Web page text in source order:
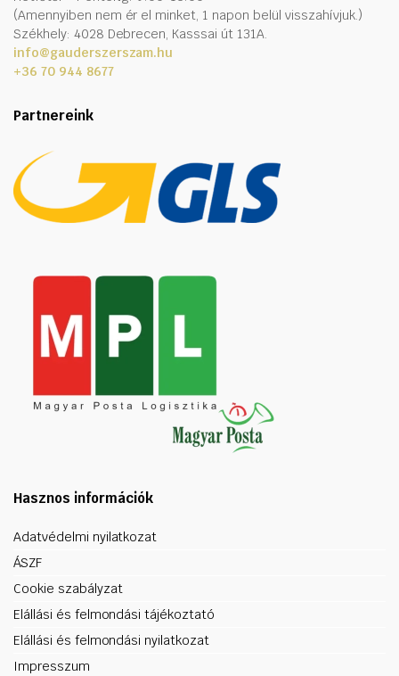
(Amennyiben nem ér el minket, 1 napon belül visszahívjuk.)
Székhely: 4028 Debrecen, Kasssai út 131A.
info@gauderszerszam.hu
+36 70 944 8677
Partnereink
Hasznos információk
Adatvédelmi nyilatkozat
ÁSZF
Cookie szabályzat
Elállási és felmondási tájékoztató
Elállási és felmondási nyilatkozat
Impresszum